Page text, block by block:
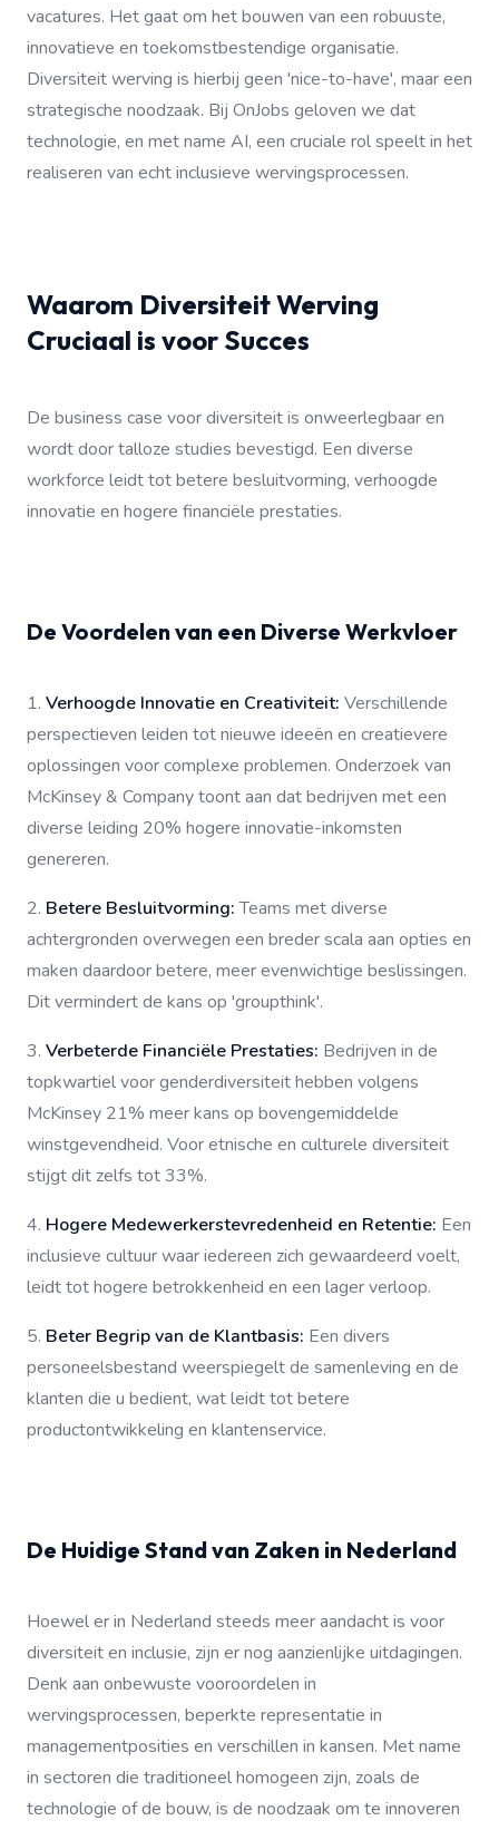
vacatures. Het gaat om het bouwen van een robuuste,
innovatieve en toekomstbestendige organisatie.
Diversiteit werving is hierbij geen 'nice-to-have', maar een
strategische noodzaak. Bij OnJobs geloven we dat
technologie, en met name AI, een cruciale rol speelt in het
realiseren van echt inclusieve wervingsprocessen.
Waarom Diversiteit Werving
Cruciaal is voor Succes
De business case voor diversiteit is onweerlegbaar en
wordt door talloze studies bevestigd. Een diverse
workforce leidt tot betere besluitvorming, verhoogde
innovatie en hogere financiële prestaties.
De Voordelen van een Diverse Werkvloer
1. Verhoogde Innovatie en Creativiteit: Verschillende
perspectieven leiden tot nieuwe ideeën en creatievere
oplossingen voor complexe problemen. Onderzoek van
McKinsey & Company toont aan dat bedrijven met een
diverse leiding 20% hogere innovatie-inkomsten
genereren.
2. Betere Besluitvorming:Teams met diverse
achtergronden overwegen een breder scala aan opties en
maken daardoor betere, meer evenwichtige beslissingen.
Dit vermindert de kans op 'groupthink'.
3. Verbeterde Financiële Prestaties: Bedrijven in de
topkwartiel voor genderdiversiteit hebben volgens
McKinsey 21% meer kans op bovengemiddelde
winstgevendheid. Voor etnische en culturele diversiteit
stijgt dit zelfs tot 33%.
4. Hogere Medewerkerstevredenheid en Retentie: Een
inclusieve cultuur waar iedereen zich gewaardeerd voelt,
leidt tot hogere betrokkenheid en een lager verloop.
5. Beter Begrip van de Klantbasis: Een divers
personeelsbestand weerspiegelt de samenleving en de
klanten die u bedient, wat leidt tot betere
productontwikkeling en klantenservice.
De Huidige Stand van Zaken in Nederland
Hoewel er in Nederland steeds meer aandacht is voor
diversiteit en inclusie, zijn er nog aanzienlijke uitdagingen.
Denk aan onbewuste vooroordelen in
wervingsprocessen, beperkte representatie in
managementposities en verschillen in kansen. Met name
in sectoren die traditioneel homogeen zijn, zoals de
technologie of de bouw, is de noodzaak om te innoveren